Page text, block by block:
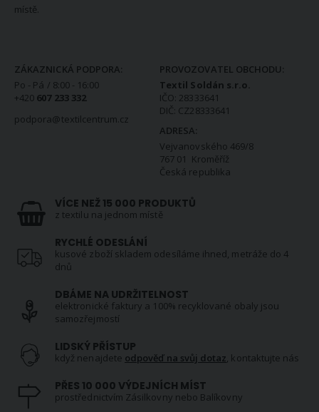
místě.
ZÁKAZNICKÁ PODPORA:
Po - Pá / 8:00 - 16:00
+420 607 233 332
podpora@textilcentrum.cz
PROVOZOVATEL OBCHODU:
Textil Soldán s.r.o.
IČO: 28333641
DIČ: CZ28333641
ADRESA:
Vejvanovského 469/8
767 01 Kroměříž
Česká republika
VÍCE NEŽ 15 000 PRODUKTŮ
z textilu na jednom místě
RYCHLÉ ODESLÁNÍ
kusové zboží skladem odesíláme ihned, metráže do 4
dnů
DBÁME NA UDRŽITELNOST
elektronické faktury a 100% recyklované obaly jsou
samozřejmostí
LIDSKÝ PŘÍSTUP
když nenajdete odpověď na svůj dotaz, kontaktujte nás
PŘES 10 000 VÝDEJNÍCH MÍST
prostřednictvím Zásilkovny nebo Balíkovny